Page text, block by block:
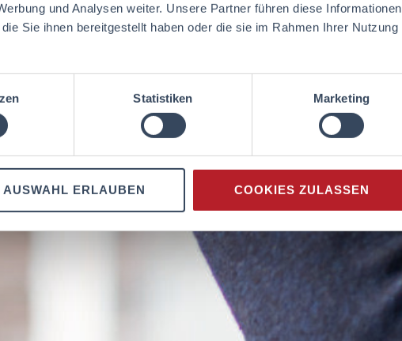
und Analysen weiter. Unsere Partner führen diese Informationen
Sie ihnen bereitgestellt haben oder die sie im Rahmen Ihrer Nutzung
Statistiken Marketing
AUSWAHL ERLAUBEN COOKIES ZULASSEN